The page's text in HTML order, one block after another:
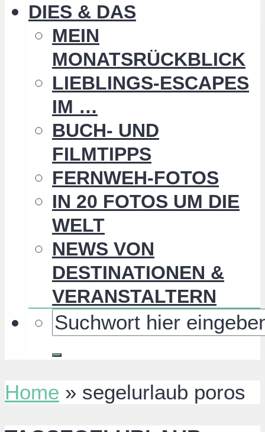
DIES & DAS
MEIN
MONATSRÜCKBLICK
LIEBLINGS-ESCAPES
IM …
BUCH- UND
FILMTIPPS
FERNWEH-FOTOS
IN 20 FOTOS UM DIE
WELT
NEWS VON
DESTINATIONEN &
VERANSTALTERN
Home » segelurlaub poros